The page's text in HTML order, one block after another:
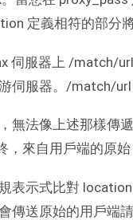
定義相符的部分將
伺服器上 /match/
伺服器。/match/
無法像上述那樣傳
，來自用戶端的原
表示式比對
傳送原始的用戶端